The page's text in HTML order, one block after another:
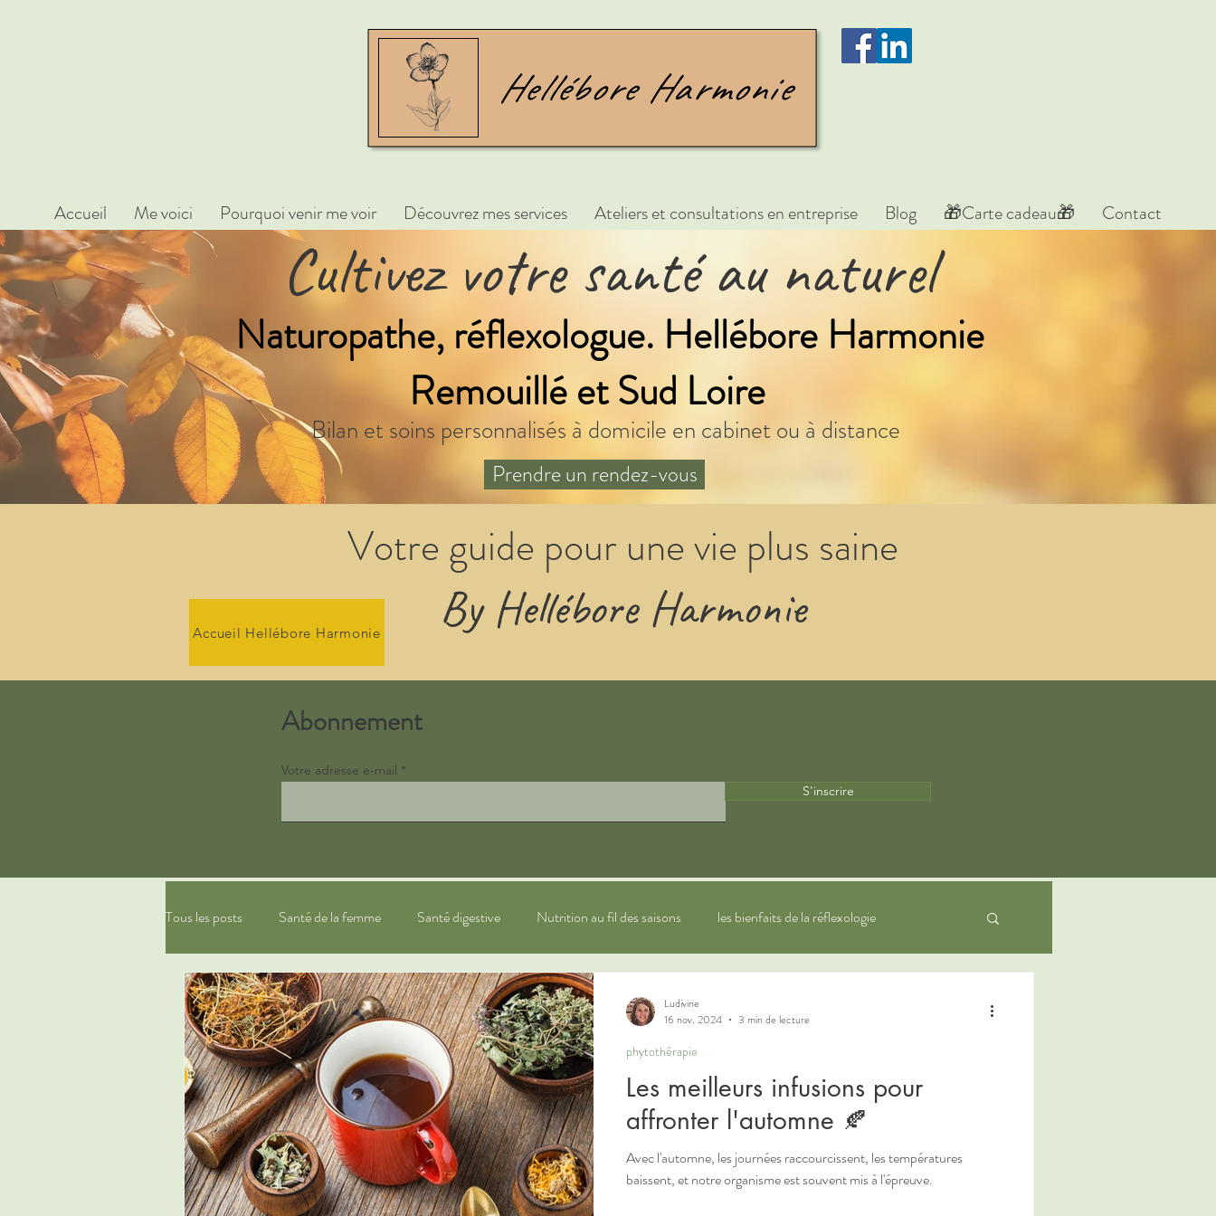
Accueil Me voici Pourquoi venir me voir Découvrez mes services Ateliers et consultations en entreprise Blog 🎁Carte cadeau🎁 Contact
Cultivez votre santé au naturel
Naturopathe, réflexologue. Hellébore Harmonie
Remouillé et Sud Loire
Bilan et soins personnalisés à domicile en cabinet ou à distance
Prendre un rendez-vous
Accueil Hellébore Harmonie
Votre guide pour une vie plus saine
By Hellébore Harmonie
Abonnement
Votre adresse e-mail
S'inscrire
Tous les posts Santé de la femme Santé digestive Nutrition au fil des saisons les bienfaits de la réflexologie
gestion du stress, relaxation phytothérapie sommeil bien-être
Les meilleurs infusions pour
affronter l'automne 🍂
Avec l'automne, les journées raccourcissent, les températures
baissent, et notre organisme est souvent mis à l'épreuve.
phytothérapie
Ludivine
16 nov. 2024
3 min de lecture